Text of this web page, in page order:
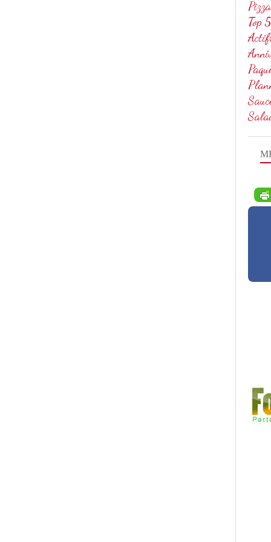
Pizza
Top 5